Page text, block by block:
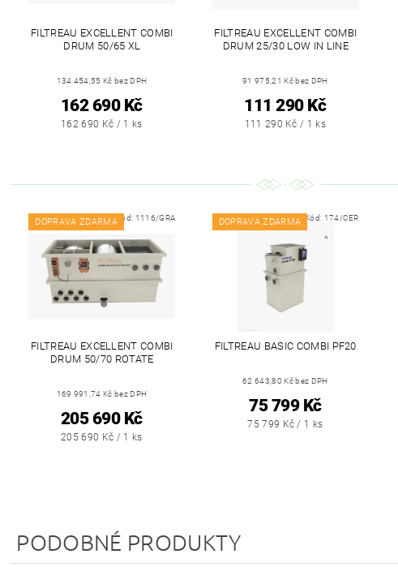
FILTREAU EXCELLENT COMBI
DRUM 50/65 XL
134 454,55 Kč bez DPH
162 690 Kč
162 690 Kč / 1 ks
FILTREAU EXCELLENT COMBI
DRUM 25/30 LOW IN LINE
91 975,21 Kč bez DPH
111 290 Kč
111 290 Kč / 1 ks
DOPRAVA ZDARMA Kód: 1116/GRA
FILTREAU EXCELLENT COMBI
DRUM 50/70 ROTATE
169 991,74 Kč bez DPH
205 690 Kč
205 690 Kč / 1 ks
DOPRAVA ZDARMA Kód: 174/CER
FILTREAU BASIC COMBI PF20
62 643,80 Kč bez DPH
75 799 Kč
75 799 Kč / 1 ks
PODOBNÉ PRODUKTY